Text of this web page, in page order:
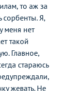
то аж за
сорбенты. Я,
меня нет
такой
Главное,
стараюсь
жевать. Не